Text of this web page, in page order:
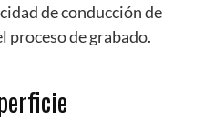
de conducción de
proceso de grabado.